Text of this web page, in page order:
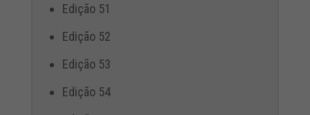
Edição 51
Edição 52
Edição 53
Edição 54